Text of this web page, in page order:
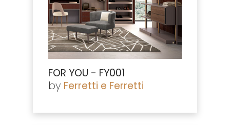
FOR YOU - FY001
by Ferretti e Ferretti